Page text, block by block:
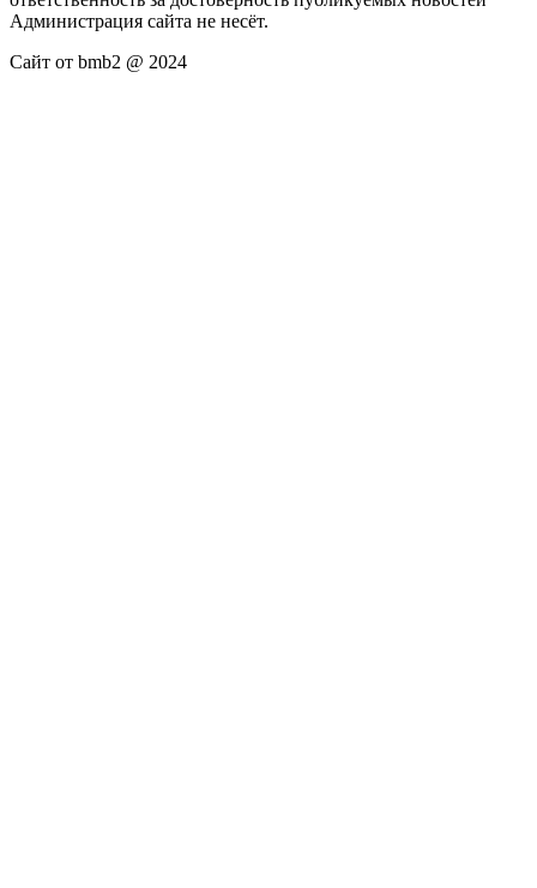
Администрация сайта не несёт.
Сайт от bmb2 @ 2024